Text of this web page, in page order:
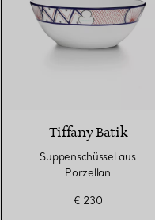
Tiffany Batik
Suppenschüssel aus
Porzellan
€ 230